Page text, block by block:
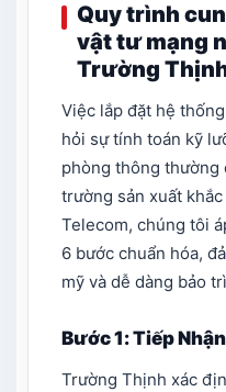
Quy trình
vật tư mạng
Trường
Việc lắp đặt hệ
hỏi sự tính toán kỹ
phòng thông thường
trường sản xuất
Telecom, chúng tôi
6 bước chuẩn hóa,
mỹ và dễ dàng bảo
Bước 1: Tiếp
Trường Thịnh xác